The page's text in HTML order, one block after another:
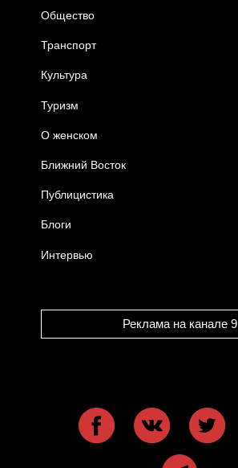
Общество
Транспорт
Культура
Туризм
О женском
Ближний Восток
Публицистика
Блоги
Интервью
Реклама на канале 9